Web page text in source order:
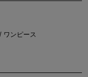
ワンピース